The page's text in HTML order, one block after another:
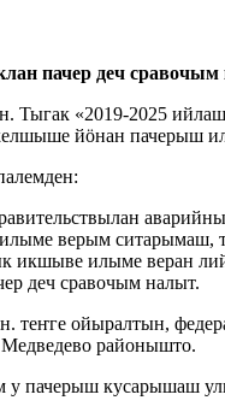
пачер деч сравочым
«2019-2025
йӧнан
верым
икшыве илыме веран
деч сравочым налыт.
ойыралтын,
районышто.
пачерыш кусарышаш